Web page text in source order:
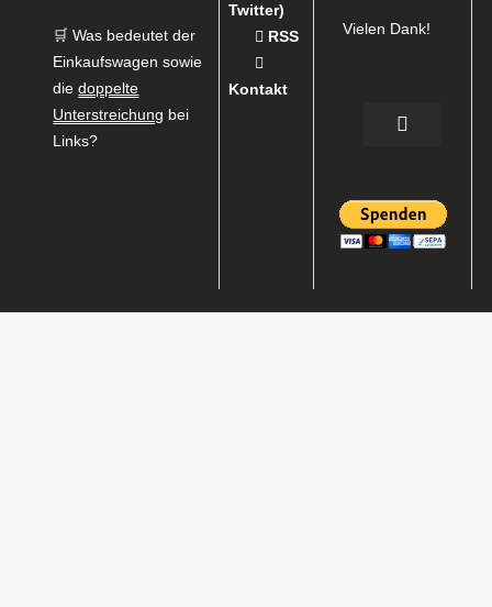
🛒 Was bedeutet der
Einkaufswagen sowie
diedoppelte
Unterstreichung bei
Links?
Twitter)
RSS
Kontakt
Vielen Dank!